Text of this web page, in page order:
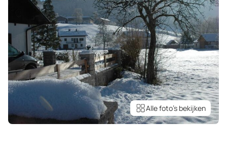
Alle foto’s bekijken